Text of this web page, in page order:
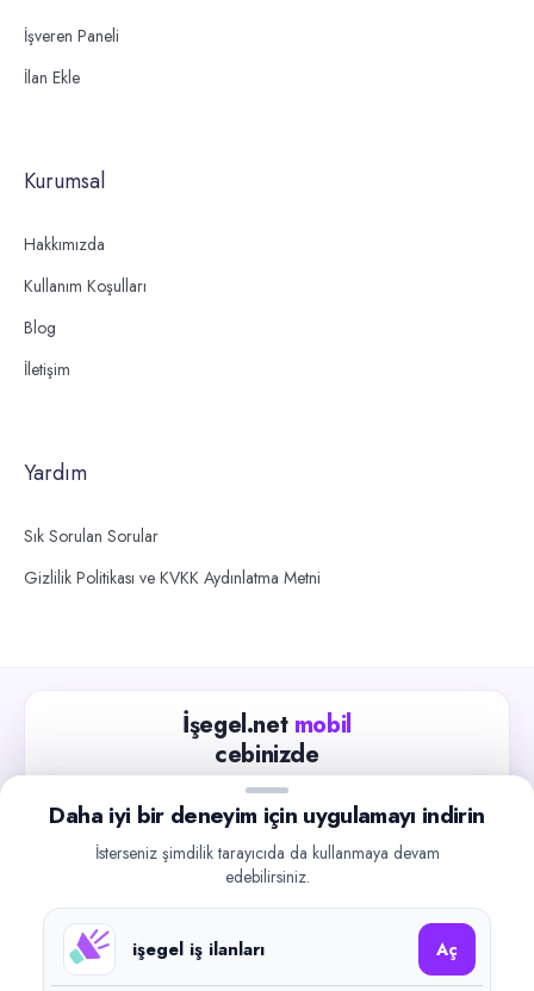
İşveren Paneli
İlan Ekle
Kurumsal
Hakkımızda
Kullanım Koşulları
Blog
İletişim
Yardım
Sık Sorulan Sorular
Gizlilik Politikası ve KVKK Aydınlatma Metni
İşegel.net mobil
cebinizde
Güncel iş ilanlarını takip edin, işverenlerle hızlıca
iletişime geçin.
Google Play
Daha iyi bir deneyim için uygulamayı indirin
İsterseniz şimdilik tarayıcıda da kullanmaya devam
edebilirsiniz.
işegel iş ilanları Aç